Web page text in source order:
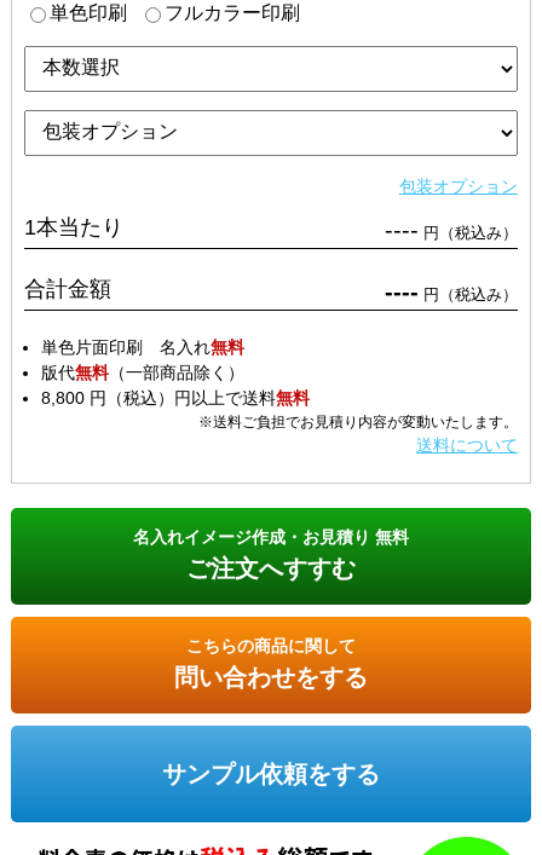
単色印刷 フルカラー印刷
包装オプション
1本当たり ---- 円（税込み）
合計金額 ---- 円（税込み）
単色片面印刷 名入れ無料
版代無料（一部商品除く）
8,800 円（税込）円以上で送料無料
※送料ご負担でお見積り内容が変動いたします。
送料について
名入れイメージ作成・お見積り 無料
ご注文へすすむ
こちらの商品に関して
問い合わせをする
サンプル依頼をする